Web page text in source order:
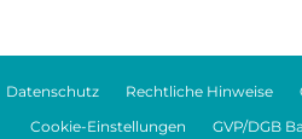
Datenschutz Rechtliche Hinweise
Cookie-Einstellungen
GVP/DGB